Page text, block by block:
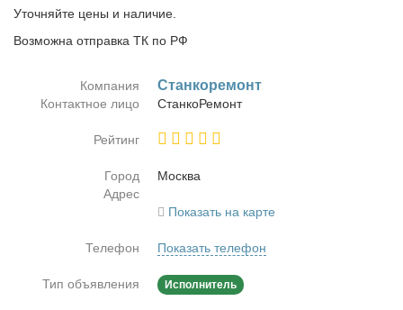
Уточняйте цены и наличие.
Возможна отправка ТК по РФ
Компания Стан­ко­ре­монт
Контактное лицо СтанкоРемонт
Рейтинг
Город
Москва
Адрес
Показать на карте
Телефон Показать телефон
Тип объявления Исполнитель